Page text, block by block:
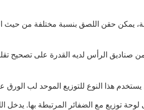
يمكن حقن اللصق بنسبة مختلفة من حيث
صناديق الرأس لديه القدرة على تصحيح
هذا النوع للتوزيع الموحد لب
توزيع مع الضفائر المرتبطة بها.